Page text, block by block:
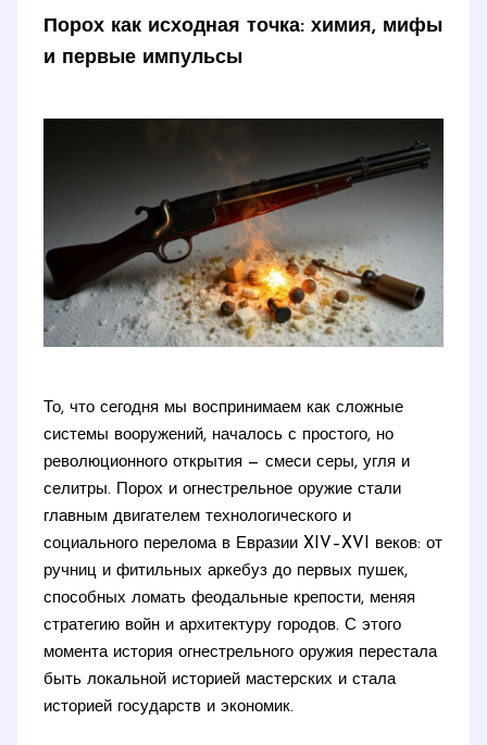
Порох как исходная точка: химия, мифы
и первые импульсы
То, что сегодня мы воспринимаем как сложные
системы вооружений, началось с простого, но
революционного открытия — смеси серы, угля и
селитры. Порох и огнестрельное оружие стали
главным двигателем технологического и
социального перелома в Евразии XIV–XVI веков: от
ручниц и фитильных аркебуз до первых пушек,
способных ломать феодальные крепости, меняя
стратегию войн и архитектуру городов. С этого
момента история огнестрельного оружия перестала
быть локальной историей мастерских и стала
историей государств и экономик.